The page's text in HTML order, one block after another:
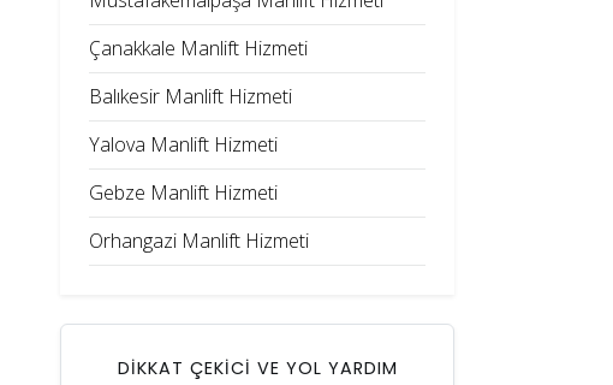
Çanakkale Manlift Hizmeti
Balıkesir Manlift Hizmeti
Yalova Manlift Hizmeti
Gebze Manlift Hizmeti
Orhangazi Manlift Hizmeti
DİKKAT ÇEKİCİ VE YOL YARDIM